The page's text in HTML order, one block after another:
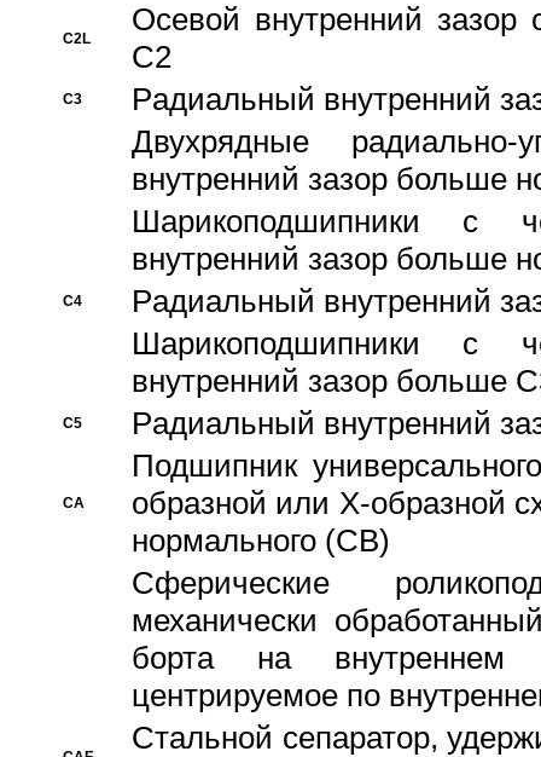
C2L
Осевой внутренний зазор
C2
C3
Pадиальный внутренний
Двухрядные радиально-
внутренний зазор больше
Шарикоподшипники с
внутренний зазор больше
C4
Pадиальный внутренний
Шарикоподшипники с
внутренний зазор больше
C5 Pадиальный внутренний
CA
Подшипник
образной или Х-образной
нормального (CB)
Сферические
механически
борта на внутреннем
центрируемое по
Стальной сепаратор,